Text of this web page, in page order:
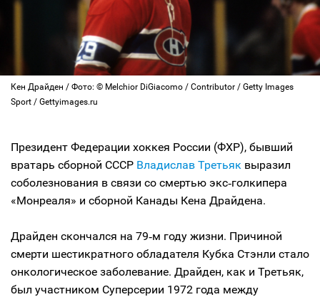
Кен Драйден / Фото: © Melchior DiGiacomo / Contributor / Getty Images
Sport / Gettyimages.ru
Президент Федерации хоккея России (ФХР), бывший
вратарь сборной СССР Владислав Третьяк выразил
соболезнования в связи со смертью экс‑голкипера
«Монреаля» и сборной Канады Кена Драйдена.
Драйден скончался на 79‑м году жизни. Причиной
смерти шестикратного обладателя Кубка Стэнли стало
онкологическое заболевание. Драйден, как и Третьяк,
был участником Суперсерии 1972 года между